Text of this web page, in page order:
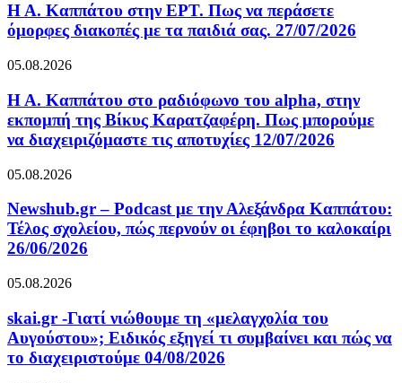
Η Α. Καππάτου στην ΕΡΤ. Πως να περάσετε
όμορφες διακοπές με τα παιδιά σας. 27/07/2026
05.08.2026
Η Α. Καππάτου στο ραδιόφωνο του alpha, στην
εκπομπή της Βίκυς Καρατζαφέρη. Πως μπορούμε
να διαχειριζόμαστε τις αποτυχίες 12/07/2026
05.08.2026
Newshub.gr – Podcast με την Αλεξάνδρα Καππάτου:
Τέλος σχολείου, πώς περνούν οι έφηβοι το καλοκαίρι
26/06/2026
05.08.2026
skai.gr -Γιατί νιώθουμε τη «μελαγχολία του
Αυγούστου»; Ειδικός εξηγεί τι συμβαίνει και πώς να
το διαχειριστούμε 04/08/2026